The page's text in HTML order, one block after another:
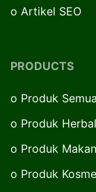
o Artikel SEO
PRODUCTS
o Produk
o Produk Herbal
o Produk
o Produk